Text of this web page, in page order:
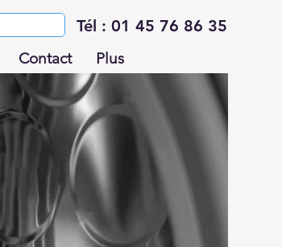
Tél : 01 45 76 86 35
Contact Plus